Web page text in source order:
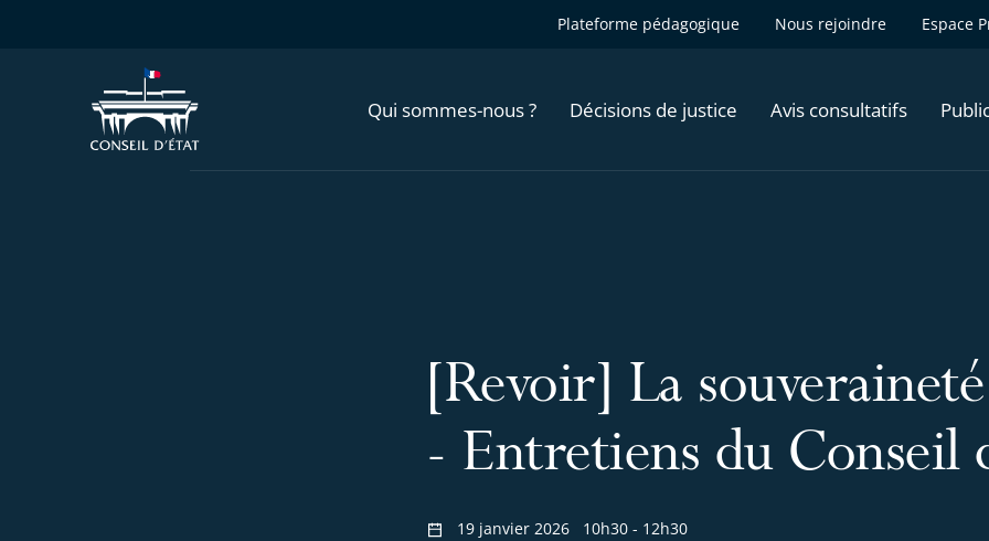
Plateforme pédagogique Nous rejoindre Espace
Qui sommes-nous ? Décisions de justice Avis consultatifs
[Revoir] La
- Entretiens du Conseil
19 janvier 2026 10h30 - 12h30